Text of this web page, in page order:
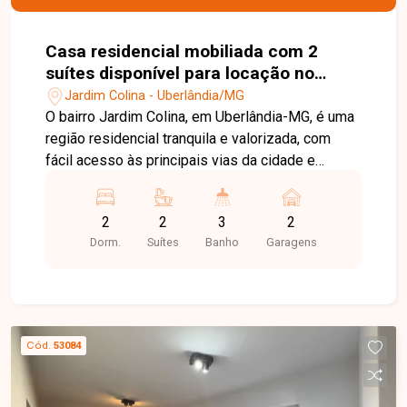
Casa residencial mobiliada com 2
suítes disponível para locação no
bairro Jardim Colina em Uberlândia-
MG
Jardim Colina - Uberlândia/MG
O bairro Jardim Colina, em Uberlândia-MG, é uma
região residencial tranquila e valorizada, com
fácil acesso às principais vias da cidade e
supermercados, escolas, farmácias e diversos
comércios, oferece praticidade, segurança e
qualidade de vida para toda a família. Linda casa
rack/painel com TV, mesa com cadeiras e
cortinas, lavabo, cozinha com armários
planejados, bancada, geladeira, cooktop e
eletrodomésticos, além de área de serviço com
2
Dorm.
2
Suítes
3
Banho
2
Garagens
Cód. 53084